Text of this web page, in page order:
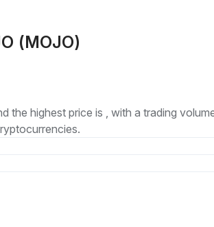
(MOJO)
the highest price is , with a trading